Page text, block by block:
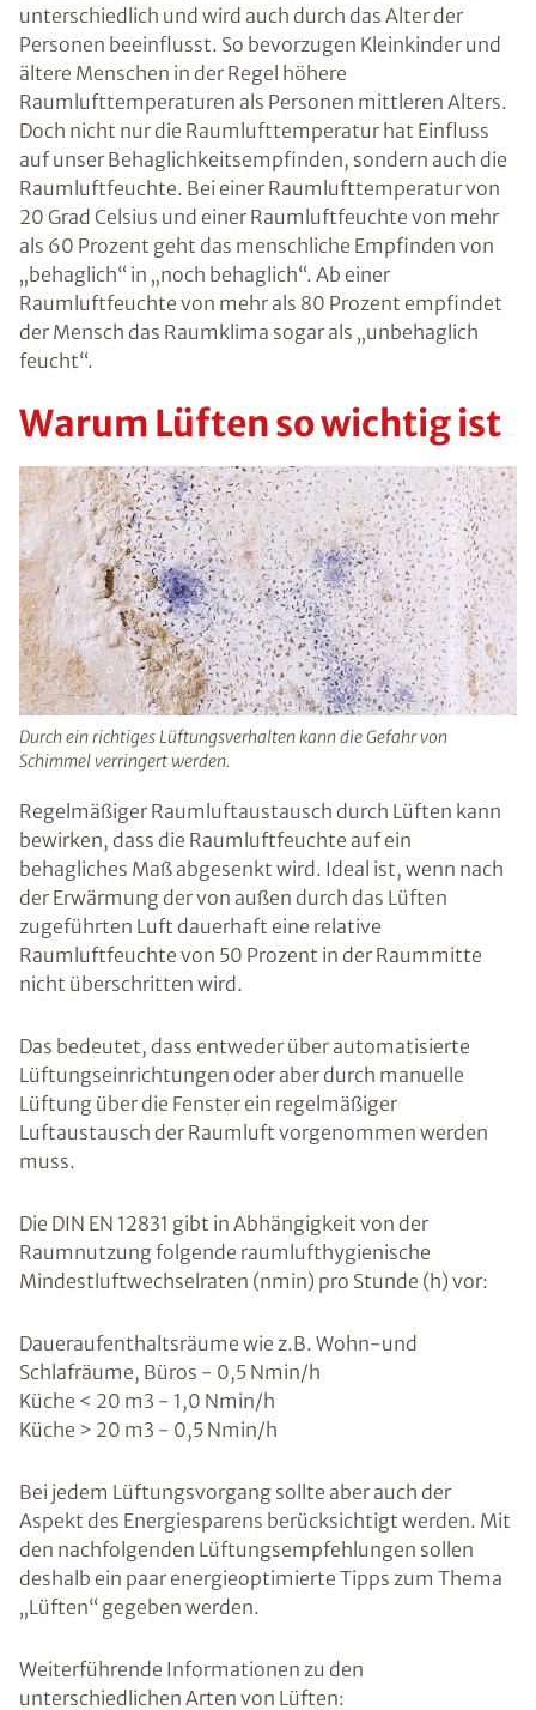
unterschiedlich und wird auch durch das Alter der
Personen beeinflusst. So bevorzugen Kleinkinder und
ältere Menschen in der Regel höhere
Raumlufttemperaturen als Personen mittleren Alters.
Doch nicht nur die Raumlufttemperatur hat Einfluss
auf unser Behaglichkeitsempfinden, sondern auch die
Raumluftfeuchte. Bei einer Raumlufttemperatur von
20 Grad Celsius und einer Raumluftfeuchte von mehr
als 60 Prozent geht das menschliche Empfinden von
„behaglich“ in „noch behaglich“. Ab einer
Raumluftfeuchte von mehr als 80 Prozent empfindet
der Mensch das Raumklima sogar als „unbehaglich
feucht“.
Warum Lüften so wichtig ist
Durch ein richtiges Lüftungsverhalten kann die Gefahr von
Schimmel verringert werden.
Regelmäßiger Raumluftaustausch durch Lüften kann
bewirken, dass die Raumluftfeuchte auf ein
behagliches Maß abgesenkt wird. Ideal ist, wenn nach
der Erwärmung der von außen durch das Lüften
zugeführten Luft dauerhaft eine relative
Raumluftfeuchte von 50 Prozent in der Raummitte
nicht überschritten wird.
Das bedeutet, dass entweder über automatisierte
Lüftungseinrichtungen oder aber durch manuelle
Lüftung über die Fenster ein regelmäßiger
Luftaustausch der Raumluft vorgenommen werden
muss.
Die DIN EN 12831 gibt in Abhängigkeit von der
Raumnutzung folgende raumlufthygienische
Mindestluftwechselraten (nmin) pro Stunde (h) vor:
Daueraufenthaltsräume wie z.B. Wohn-und
Schlafräume, Büros - 0,5 Nmin/h
Küche < 20 m3 - 1,0 Nmin/h
Küche > 20 m3 - 0,5 Nmin/h
Bei jedem Lüftungsvorgang sollte aber auch der
Aspekt des Energiesparens berücksichtigt werden. Mit
den nachfolgenden Lüftungsempfehlungen sollen
deshalb ein paar energieoptimierte Tipps zum Thema
„Lüften“ gegeben werden.
Weiterführende Informationen zu den
unterschiedlichen Arten von Lüften: